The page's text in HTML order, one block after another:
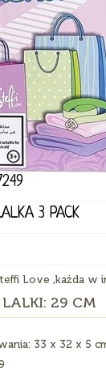
3 PACK
Love ,każda w
LALKI: 29 CM
33 x 32 x 5